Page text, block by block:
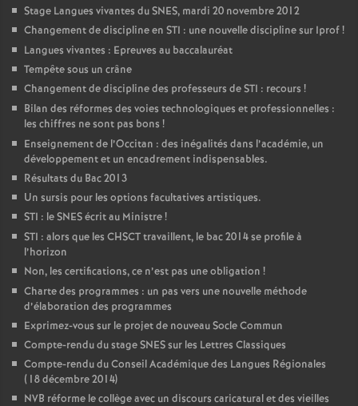
Stage Langues vivantes du SNES, mardi 20 novembre 2012
Changement de discipline en STI : une nouvelle discipline sur Iprof!
Langues vivantes : Epreuves au baccalauréat
Tempête sous un crâne
Changement de discipline des professeurs de STI : recours !
Bilan des réformes des voies technologiques et professionnelles :
les chiffres ne sont pas bons !
Enseignement de l’Occitan : des inégalités dans l’académie, un
développement et un encadrement indispensables.
Résultats du Bac 2013
Un sursis pour les options facultatives artistiques.
STI : le SNES écrit au Ministre!
STI : alors que les CHSCT travaillent, le bac 2014 se profile à
l’horizon
Non, les certifications, ce n’est pas une obligation !
Charte des programmes : un pas vers une nouvelle méthode
d’élaboration des programmes
Exprimez-vous sur le projet de nouveau Socle Commun
Compte-rendu du stage SNES sur les Lettres Classiques
Compte-rendu du Conseil Académique des Langues Régionales
(18 décembre 2014)
NVB réforme le collège avec un discours caricatural et des vieilles